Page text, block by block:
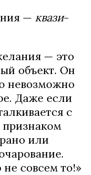
— квази-
— это
объект. Он
невозможно
Даже если
с
или
совсем то!»